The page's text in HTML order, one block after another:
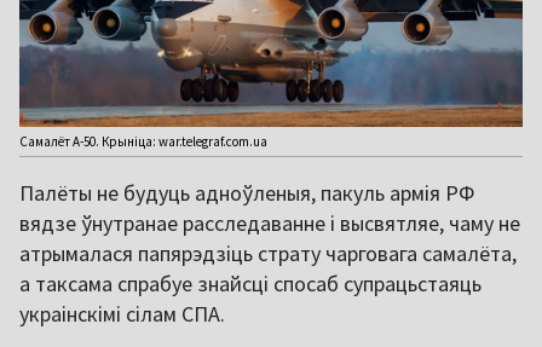
Самалёт А-50. Крыніца: war.telegraf.com.ua
Палёты не будуць адноўленыя, пакуль армія РФ
вядзе ўнутранае расследаванне і высвятляе, чаму не
атрымалася папярэдзіць страту чарговага самалёта,
а таксама спрабуе знайсці спосаб супрацьстаяць
украінскімі сілам СПА.